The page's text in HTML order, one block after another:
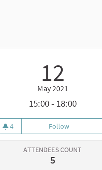
12
May 2021
15:00 - 18:00
4
4 followers
FollowSecondo
ATTENDEES COUNT
5